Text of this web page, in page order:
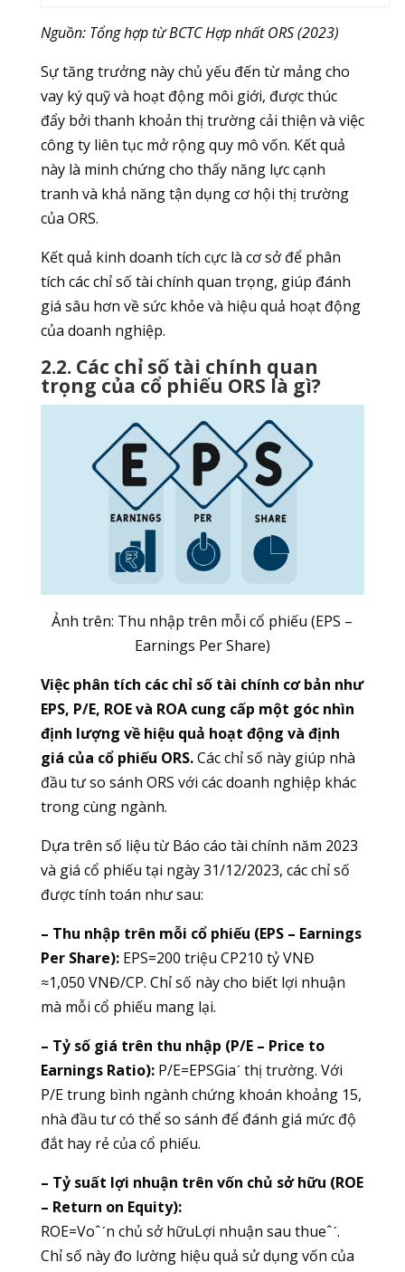
Nguồn: Tổng hợp từ BCTC Hợp nhất ORS (2023)
Sự tăng trưởng này chủ yếu đến từ mảng cho
vay ký quỹ và hoạt động môi giới, được thúc
đẩy bởi thanh khoản thị trường cải thiện và việc
công ty liên tục mở rộng quy mô vốn. Kết quả
này là minh chứng cho thấy năng lực cạnh
tranh và khả năng tận dụng cơ hội thị trường
của ORS.
Kết quả kinh doanh tích cực là cơ sở để phân
tích các chỉ số tài chính quan trọng, giúp đánh
giá sâu hơn về sức khỏe và hiệu quả hoạt động
của doanh nghiệp.
2.2. Các chỉ số tài chính quan
trọng của cổ phiếu ORS là gì?
Ảnh trên: Thu nhập trên mỗi cổ phiếu (EPS –
Earnings Per Share)
Việc phân tích các chỉ số tài chính cơ bản như
EPS, P/E, ROE và ROA cung cấp một góc nhìn
định lượng về hiệu quả hoạt động và định
giá của cổ phiếu ORS.Các chỉ số này giúp nhà
đầu tư so sánh ORS với các doanh nghiệp khác
trong cùng ngành.
Dựa trên số liệu từ Báo cáo tài chính năm 2023
và giá cổ phiếu tại ngày 31/12/2023, các chỉ số
được tính toán như sau:
– Thu nhập trên mỗi cổ phiếu (EPS – Earnings
Per Share):EPS=200 triệu CP210 tỷ VNĐ​
≈1,050 VNĐ/CP. Chỉ số này cho biết lợi nhuận
mà mỗi cổ phiếu mang lại.
– Tỷ số giá trên thu nhập (P/E – Price to
Earnings Ratio):P/E=EPSGiaˊ thị trường​. Với
P/E trung bình ngành chứng khoán khoảng 15,
nhà đầu tư có thể so sánh để đánh giá mức độ
đắt hay rẻ của cổ phiếu.
– Tỷ suất lợi nhuận trên vốn chủ sở hữu (ROE
– Return on Equity):
ROE=Voˆˊn chủ sở hữuLợi nhuận sau thueˆˊ​.
Chỉ số này đo lường hiệu quả sử dụng vốn của